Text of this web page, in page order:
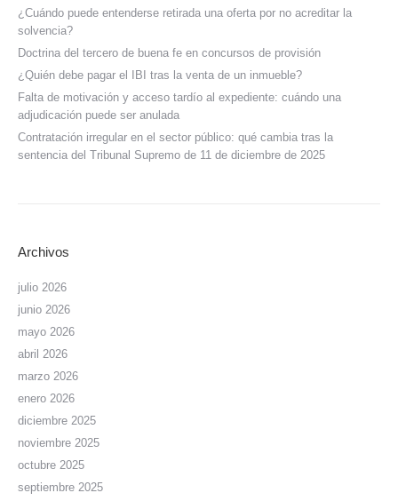
¿Cuándo puede entenderse retirada una oferta por no acreditar la
solvencia?
Doctrina del tercero de buena fe en concursos de provisión
¿Quién debe pagar el IBI tras la venta de un inmueble?
Falta de motivación y acceso tardío al expediente: cuándo una
adjudicación puede ser anulada
Contratación irregular en el sector público: qué cambia tras la
sentencia del Tribunal Supremo de 11 de diciembre de 2025
Archivos
julio 2026
junio 2026
mayo 2026
abril 2026
marzo 2026
enero 2026
diciembre 2025
noviembre 2025
octubre 2025
septiembre 2025